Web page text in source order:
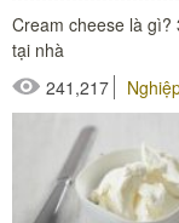
Cream cheese là gì?
tại nhà
241,217